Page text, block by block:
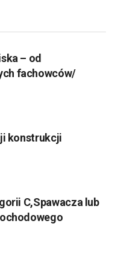
– od
fachowców/
konstrukcji
C,Spawacza lub